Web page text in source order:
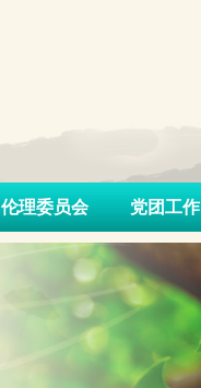
伦理委员会 党团工作